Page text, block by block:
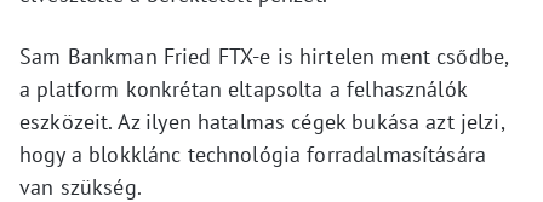
Sam Bankman Fried FTX-e is hirtelen ment csődbe,
a platform konkrétan eltapsolta a felhasználók
eszközeit. Az ilyen hatalmas cégek bukása azt jelzi,
hogy a blokklánc technológia forradalmasítására
van szükség.